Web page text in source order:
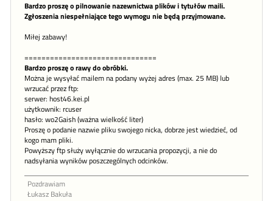
Bardzo proszę o pilnowanie nazewnictwa plików i tytułów maili.
Zgłoszenia niespełniające tego wymogu nie będą przyjmowane.
Miłej zabawy!
===============================
Bardzo proszę o rawy do obróbki.
Można je wysyłać mailem na podany wyżej adres (max. 25 MB) lub
wrzucać przez ftp:
serwer: host46.kei.pl
użytkownik: rcuser
hasło: wo2Gaish (ważna wielkość liter)
Proszę o podanie nazwie pliku swojego nicka, dobrze jest wiedzieć, od
kogo mam pliki.
Powyższy ftp służy wyłącznie do wrzucania propozycji, a nie do
nadsyłania wyników poszczególnych odcinków.
Pozdrawiam
Łukasz Bakuła